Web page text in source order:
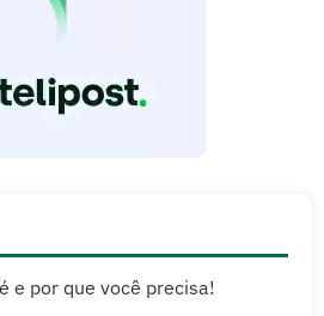
e por que você precisa!